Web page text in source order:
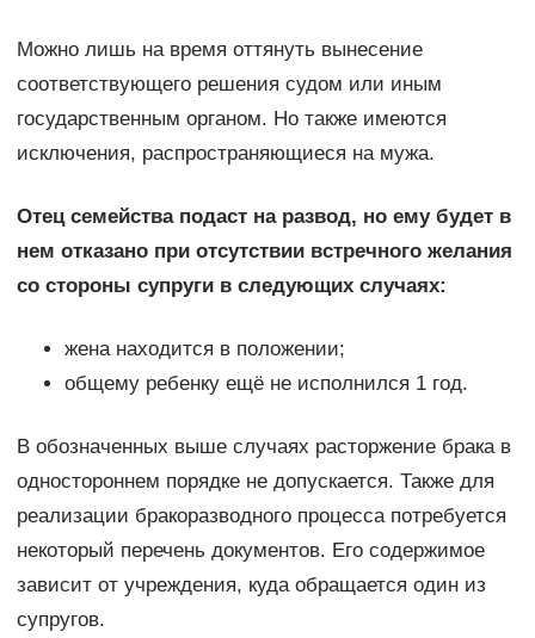
Можно лишь на время оттянуть вынесение
соответствующего решения судом или иным
государственным органом. Но также имеются
исключения, распространяющиеся на мужа.
Отец семейства подаст на развод, но ему будет в
нем отказано при отсутствии встречного желания
со стороны супруги в следующих случаях:
жена находится в положении;
общему ребенку ещё не исполнился 1 год.
В обозначенных выше случаях расторжение брака в
одностороннем порядке не допускается. Также для
реализации бракоразводного процесса потребуется
некоторый перечень документов. Его содержимое
зависит от учреждения, куда обращается один из
супругов.